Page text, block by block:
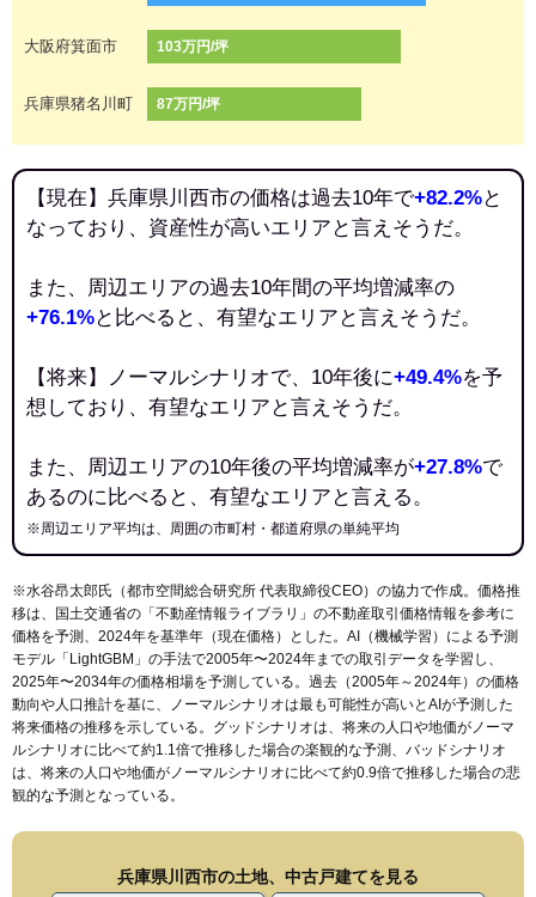
大阪府箕面市 103万円/坪
兵庫県猪名川町 87万円/坪
【現在】兵庫県川西市の価格は過去10年で+82.2%と
なっており、資産性が高いエリアと言えそうだ。
また、周辺エリアの過去10年間の平均増減率の
+76.1%と比べると、有望なエリアと言えそうだ。
【将来】ノーマルシナリオで、10年後に+49.4%を予
想しており、有望なエリアと言えそうだ。
また、周辺エリアの10年後の平均増減率が+27.8%で
あるのに比べると、有望なエリアと言える。
※周辺エリア平均は、周囲の市町村・都道府県の単純平均
※水谷昂太郎氏（都市空間総合研究所 代表取締役CEO）の協力で作成。価格推
移は、国土交通省の「 不動産情報ライブラリ 」の不動産取引価格情報を参考に
価格を予測、2024年を基準年（現在価格）とした。AI（機械学習）による予測
モデル「LightGBM」の手法で2005年〜2024年までの取引データを学習し、
2025年〜2034年の価格相場を予測している。過去（2005年～2024年）の価格
動向や人口推計を基に、ノーマルシナリオは最も可能性が高いとAIが予測した
将来価格の推移を示している。グッドシナリオは、将来の人口や地価がノーマ
ルシナリオに比べて約1.1倍で推移した場合の楽観的な予測、バッドシナリオ
は、将来の人口や地価がノーマルシナリオに比べて約0.9倍で推移した場合の悲
観的な予測となっている。
兵庫県川西市の土地、中古戸建てを見る